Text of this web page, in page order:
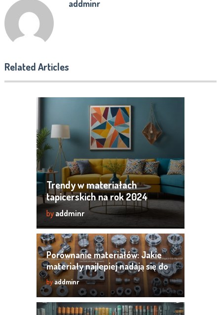
addminr
Related Articles
Trendy w materiałach
tapicerskich na rok 2024
by addminr
Porównanie materiałów: Jakie
materiały najlepiej nadają się do
obróbki CNC?
byaddminr